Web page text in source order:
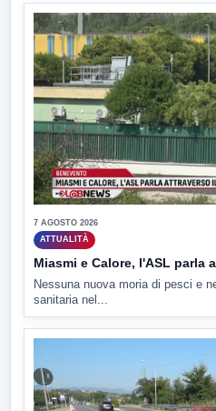
7 AGOSTO 2026
ATTUALITÀ
Miasmi e Calore, l'ASL parla
Nessuna nuova moria di pesci e
sanitaria nel...